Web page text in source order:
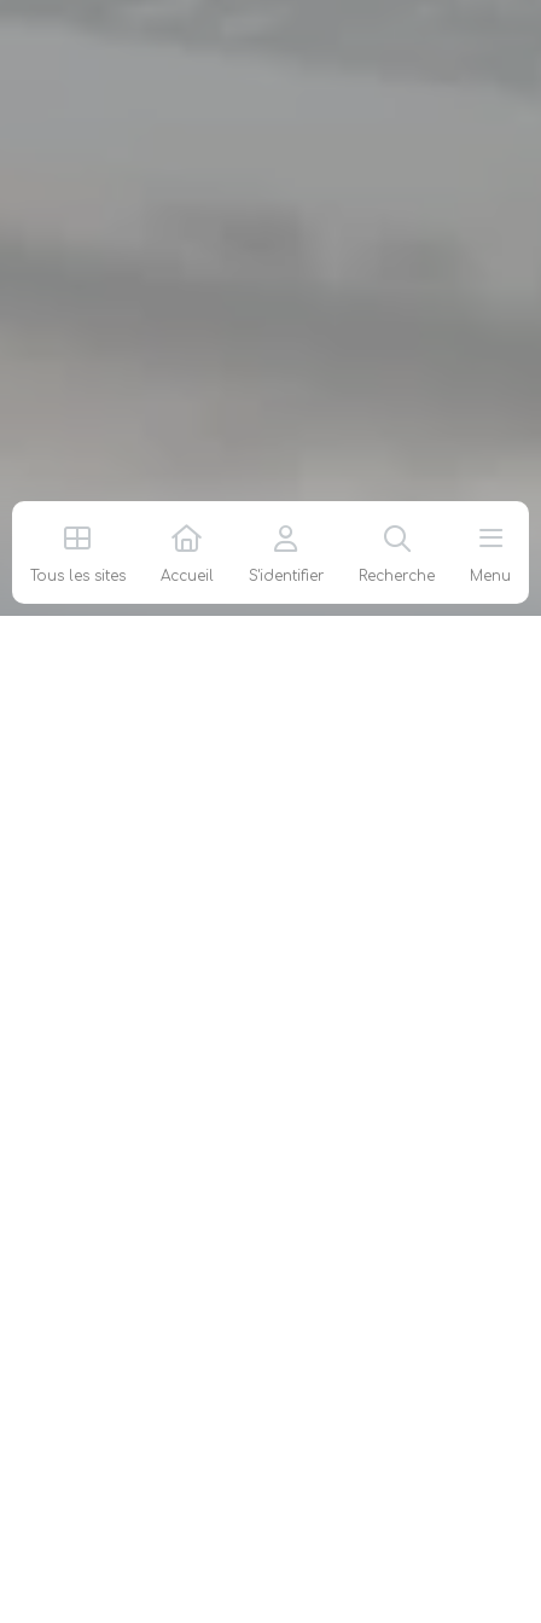
Tous les sites Accueil S'identifier Recherche Menu